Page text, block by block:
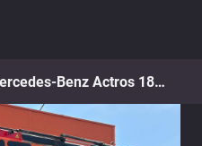
Mercedes-Benz Actros 1830 4x2